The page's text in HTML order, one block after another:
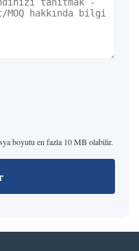
boyutu en fazla 10 MB olabilir.